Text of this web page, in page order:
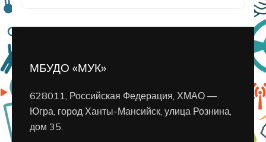
МБУДО «МУК»
628011, Российская Федерация, ХМАО —
Югра, город Ханты-Мансийск, улица Рознина,
дом 35.